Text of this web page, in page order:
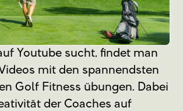
Youtube sucht, findet man
mit den spannendsten
Golf Fitness übungen. Dabei
der Coaches auf